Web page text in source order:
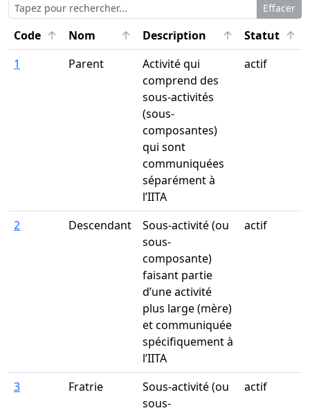
Effacer
CodeClick to sort ascending
Nom Click to sort ascending
Description Click to sort
StatutClick
1
Parent
Activité qui
comprend des
sous-activités
(sous-
composantes)
qui sont
communiquées
séparément à
l’IITA
actif
2 Descendant
Sous-activité (ou
sous-
composante)
faisant partie
d’une activité
plus large (mère)
et communiquée
spécifiquement à
l’IITA
actif
3 Fratrie
Sous-activité (ou
sous-
actif